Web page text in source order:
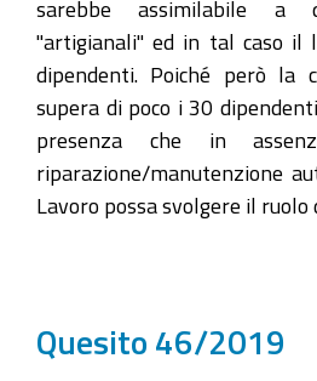
sarebbe assimilabile a
"artigianali" ed in tal caso il
dipendenti. Poiché però la
supera di poco i 30
presenza che in
riparazione/manutenzione
Lavoro possa svolgere il ruolo
Quesito 46/2019